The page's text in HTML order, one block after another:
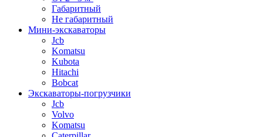
Габаритный
Не габаритный
Мини-экскаваторы
Jcb
Komatsu
Kubota
Hitachi
Bobcat
Экскаваторы-погрузчики
Jcb
Volvo
Komatsu